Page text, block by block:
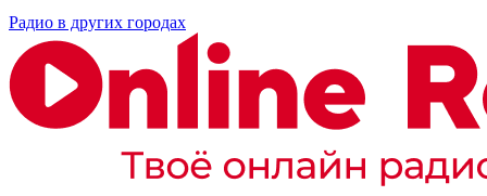
Радио в других городах